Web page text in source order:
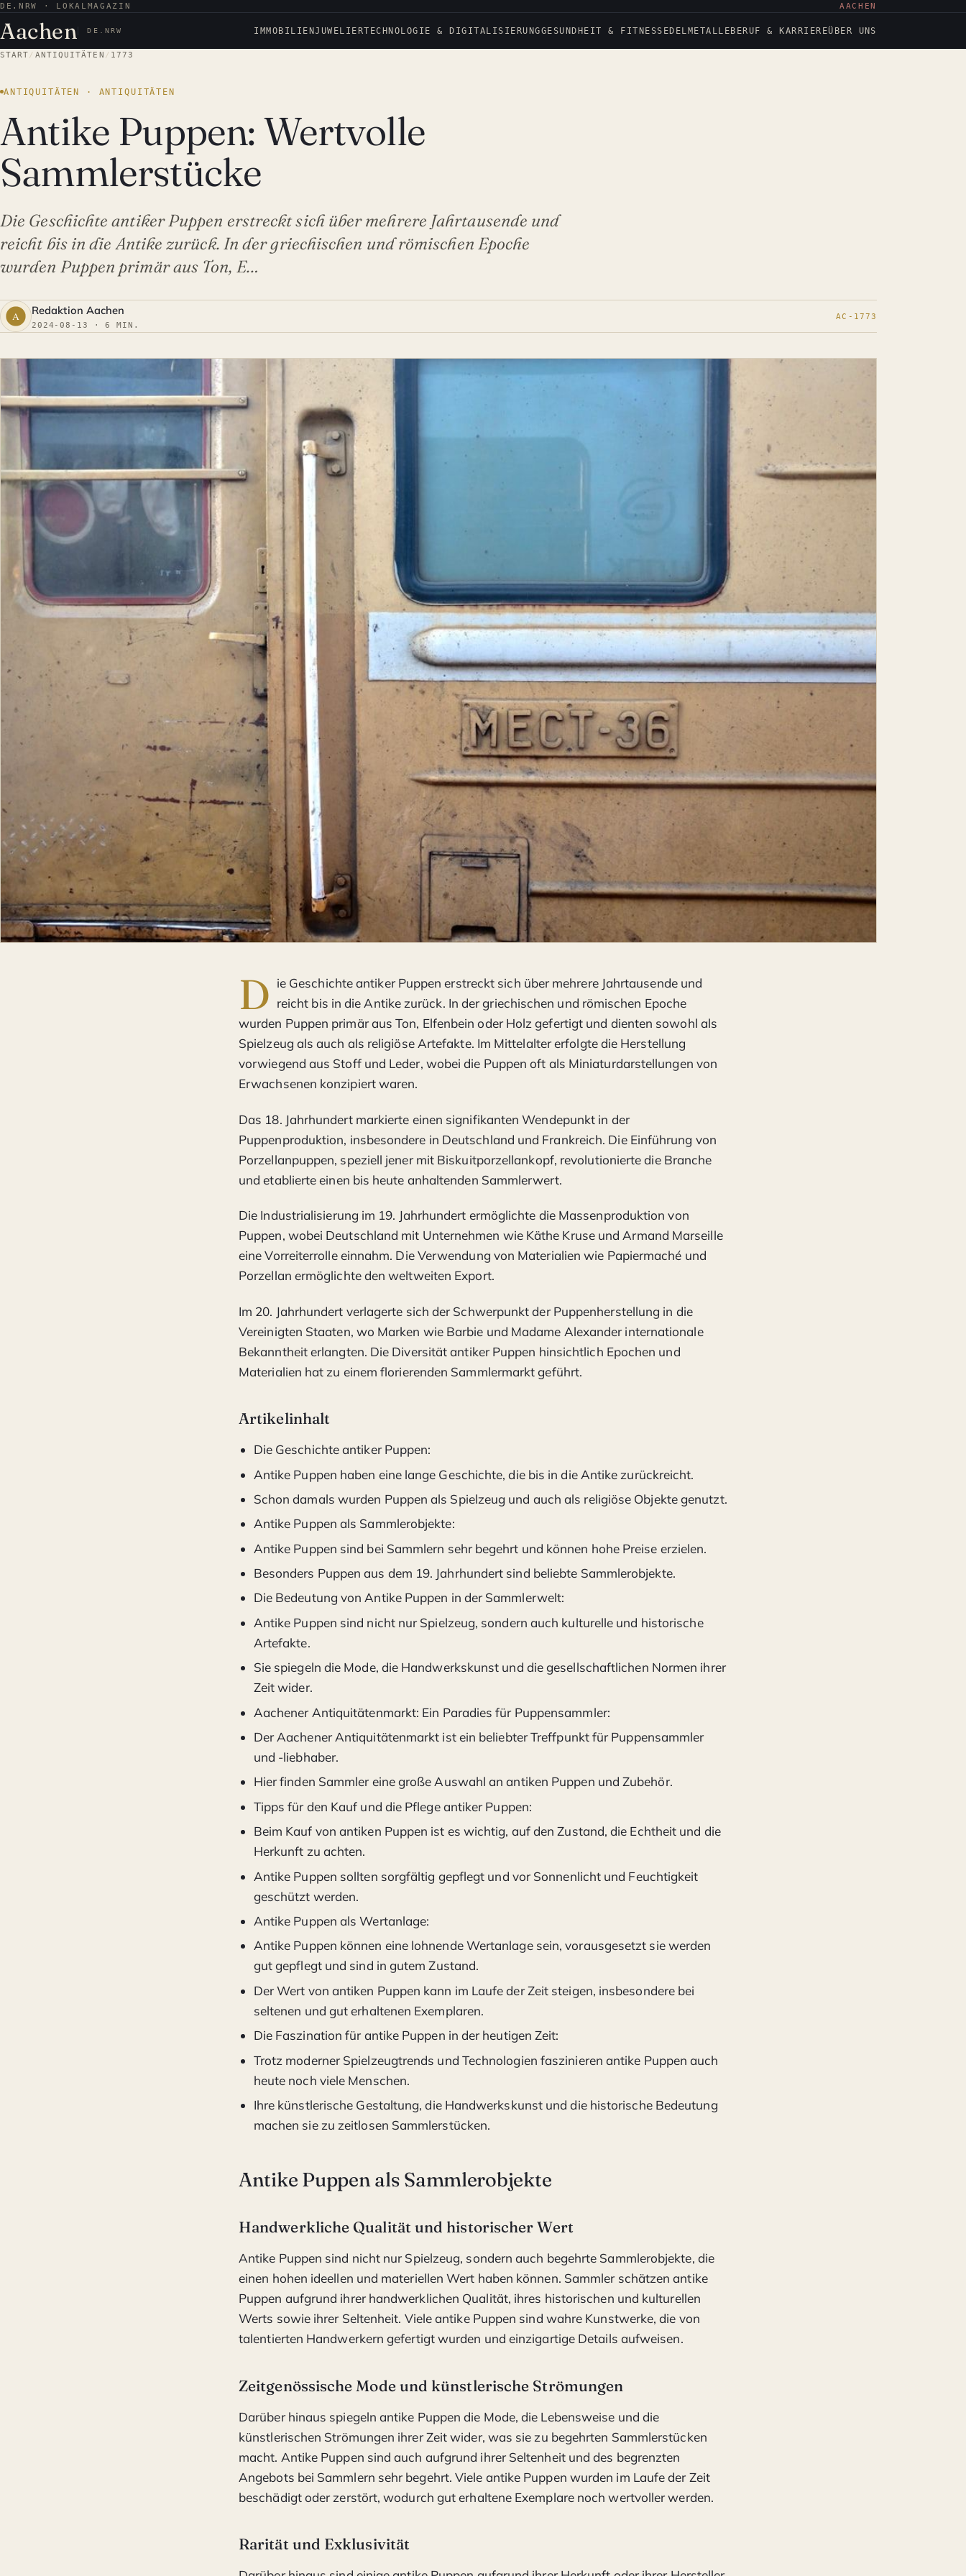
DE.NRW · LOKALMAGAZIN AACHEN
Aachen DE.NRW IMMOBILIENJUWELIERTECHNOLOGIE & DIGITALISIERUNGGESUNDHEIT & FITNESS EDELMETALLEBERUF & KARRIEREÜBER UNS
START/ ANTIQUITÄTEN / 1773
ANTIQUITÄTEN · ANTIQUITÄTEN
Antike Puppen: Wertvolle
Sammlerstücke
Die Geschichte antiker Puppen erstreckt sich über mehrere Jahrtausende und
reicht bis in die Antike zurück. In der griechischen und römischen Epoche
wurden Puppen primär aus Ton, E…
Redaktion Aachen
2024-08-13 · 6 MIN.
AC-1773
D ie Geschichte antiker Puppen erstreckt sich über mehrere Jahrtausende und
reicht bis in die Antike zurück. In der griechischen und römischen Epoche
wurden Puppen primär aus Ton, Elfenbein oder Holz gefertigt und dienten sowohl als
Spielzeug als auch als religiöse Artefakte. Im Mittelalter erfolgte die Herstellung
vorwiegend aus Stoff und Leder, wobei die Puppen oft als Miniaturdarstellungen von
Erwachsenen konzipiert waren.
Das 18. Jahrhundert markierte einen signifikanten Wendepunkt in der
Puppenproduktion, insbesondere in Deutschland und Frankreich. Die Einführung von
Porzellanpuppen, speziell jener mit Biskuitporzellankopf, revolutionierte die Branche
und etablierte einen bis heute anhaltenden Sammlerwert.
Die Industrialisierung im 19. Jahrhundert ermöglichte die Massenproduktion von
Puppen, wobei Deutschland mit Unternehmen wie Käthe Kruse und Armand Marseille
eine Vorreiterrolle einnahm. Die Verwendung von Materialien wie Papiermaché und
Porzellan ermöglichte den weltweiten Export.
Im 20. Jahrhundert verlagerte sich der Schwerpunkt der Puppenherstellung in die
Vereinigten Staaten, wo Marken wie Barbie und Madame Alexander internationale
Bekanntheit erlangten. Die Diversität antiker Puppen hinsichtlich Epochen und
Materialien hat zu einem florierenden Sammlermarkt geführt.
Artikelinhalt
Die Geschichte antiker Puppen:
Antike Puppen haben eine lange Geschichte, die bis in die Antike zurückreicht.
Schon damals wurden Puppen als Spielzeug und auch als religiöse Objekte genutzt.
Antike Puppen als Sammlerobjekte:
Antike Puppen sind bei Sammlern sehr begehrt und können hohe Preise erzielen.
Besonders Puppen aus dem 19. Jahrhundert sind beliebte Sammlerobjekte.
Die Bedeutung von Antike Puppen in der Sammlerwelt:
Antike Puppen sind nicht nur Spielzeug, sondern auch kulturelle und historische
Artefakte.
Sie spiegeln die Mode, die Handwerkskunst und die gesellschaftlichen Normen ihrer
Zeit wider.
Aachener Antiquitätenmarkt: Ein Paradies für Puppensammler:
Der Aachener Antiquitätenmarkt ist ein beliebter Treffpunkt für Puppensammler
und -liebhaber.
Hier finden Sammler eine große Auswahl an antiken Puppen und Zubehör.
Tipps für den Kauf und die Pflege antiker Puppen:
Beim Kauf von antiken Puppen ist es wichtig, auf den Zustand, die Echtheit und die
Herkunft zu achten.
Antike Puppen sollten sorgfältig gepflegt und vor Sonnenlicht und Feuchtigkeit
geschützt werden.
Antike Puppen als Wertanlage:
Antike Puppen können eine lohnende Wertanlage sein, vorausgesetzt sie werden
gut gepflegt und sind in gutem Zustand.
Der Wert von antiken Puppen kann im Laufe der Zeit steigen, insbesondere bei
seltenen und gut erhaltenen Exemplaren.
Die Faszination für antike Puppen in der heutigen Zeit:
Trotz moderner Spielzeugtrends und Technologien faszinieren antike Puppen auch
heute noch viele Menschen.
Ihre künstlerische Gestaltung, die Handwerkskunst und die historische Bedeutung
machen sie zu zeitlosen Sammlerstücken.
Antike Puppen als Sammlerobjekte
Handwerkliche Qualität und historischer Wert
Antike Puppen sind nicht nur Spielzeug, sondern auch begehrte Sammlerobjekte, die
einen hohen ideellen und materiellen Wert haben können. Sammler schätzen antike
Puppen aufgrund ihrer handwerklichen Qualität, ihres historischen und kulturellen
Werts sowie ihrer Seltenheit. Viele antike Puppen sind wahre Kunstwerke, die von
talentierten Handwerkern gefertigt wurden und einzigartige Details aufweisen.
Zeitgenössische Mode und künstlerische Strömungen
Darüber hinaus spiegeln antike Puppen die Mode, die Lebensweise und die
künstlerischen Strömungen ihrer Zeit wider, was sie zu begehrten Sammlerstücken
macht. Antike Puppen sind auch aufgrund ihrer Seltenheit und des begrenzten
Angebots bei Sammlern sehr begehrt. Viele antike Puppen wurden im Laufe der Zeit
beschädigt oder zerstört, wodurch gut erhaltene Exemplare noch wertvoller werden.
Rarität und Exklusivität